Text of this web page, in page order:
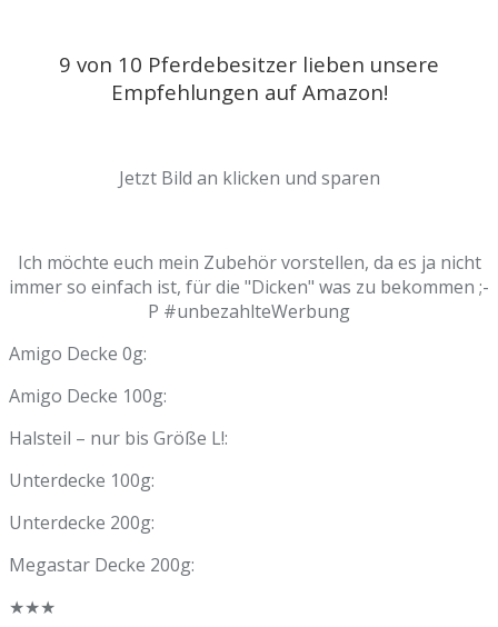
9 von 10 Pferdebesitzer lieben unsere
Empfehlungen auf Amazon!
Jetzt Bild an klicken und sparen
Ich möchte euch mein Zubehör vorstellen, da es ja nicht
immer so einfach ist, für die "Dicken" was zu bekommen ;-
P #unbezahlteWerbung
Amigo Decke 0g:
Amigo Decke 100g:
Halsteil – nur bis Größe L!:
Unterdecke 100g:
Unterdecke 200g:
Megastar Decke 200g:
★★★